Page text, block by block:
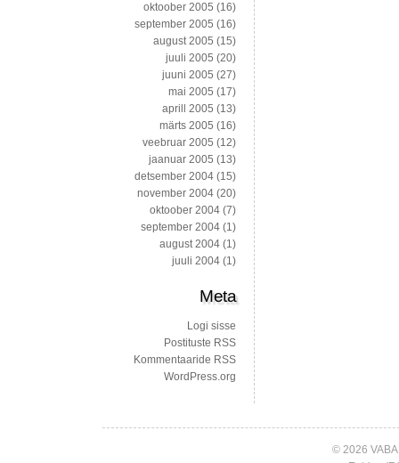
oktoober 2005 (16)
september 2005 (16)
august 2005 (15)
juuli 2005 (20)
juuni 2005 (27)
mai 2005 (17)
aprill 2005 (13)
märts 2005 (16)
veebruar 2005 (12)
jaanuar 2005 (13)
detsember 2004 (15)
november 2004 (20)
oktoober 2004 (7)
september 2004 (1)
august 2004 (1)
juuli 2004 (1)
Meta
Logi sisse
Postituste RSS
Kommentaaride RSS
WordPress.org
© 2026